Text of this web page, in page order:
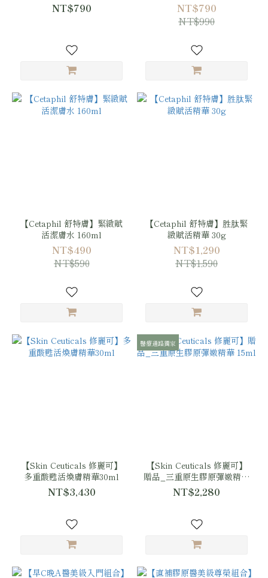
NT$790
NT$790
NT$990
【Cetaphil 舒特膚】緊緻賦
活潔膚水 160ml
NT$490
NT$590
【Cetaphil 舒特膚】胜肽緊
緻賦活精華 30g
NT$1,290
NT$1,590
【Skin Ceuticals 修麗可】
多重酸甦活煥膚精華30ml
NT$3,430
醫療通路獨家
【Skin Ceuticals 修麗可】
贈品_三重原生膠原彈嫩精華
15ml
NT$2,280